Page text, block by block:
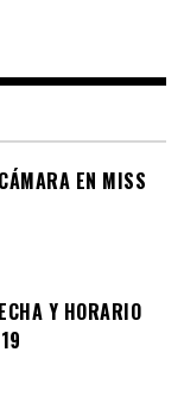
EN MISS
Y HORARIO